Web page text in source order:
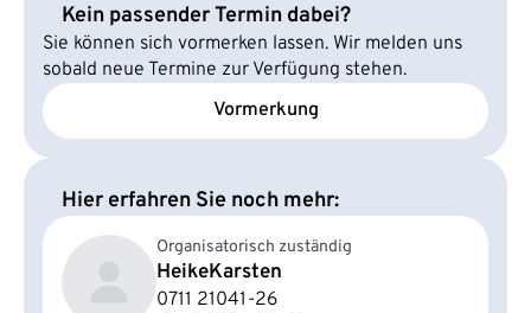
Kein passender Termin dabei?
Sie können sich vormerken lassen. Wir melden uns
sobald neue Termine zur Verfügung stehen.
Vormerkung
Hier erfahren Sie noch mehr:
Organisatorisch zuständig
HeikeKarsten
0711 21041-26